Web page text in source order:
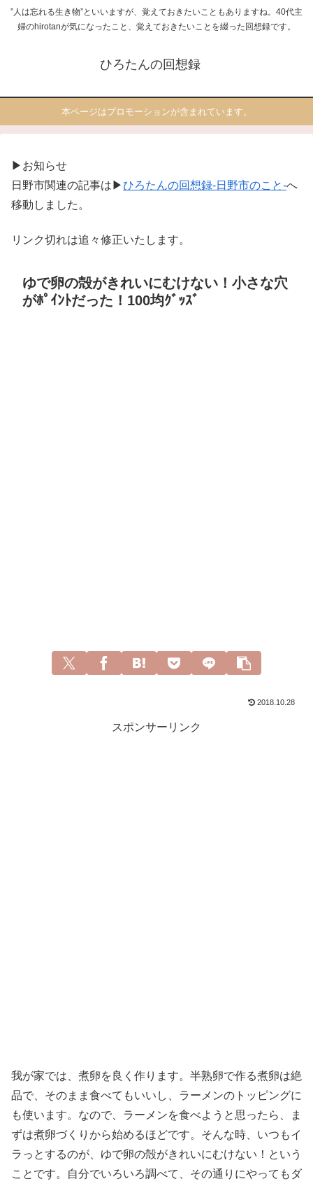
”人は忘れる生き物”といいますが、覚えておきたいこともありますね。40代主
婦のhirotanが気になったこと、覚えておきたいことを綴った回想録です。
ひろたんの回想録
本ページはプロモーションが含まれています。
▶お知らせ
日野市関連の記事は▶ひろたんの回想録-日野市のこと-へ
移動しました。
リンク切れは追々修正いたします。
ゆで卵の殻がきれいにむけない！小さな穴
がﾎﾟｲﾝﾄだった！100均ｸﾞｯｽﾞ
2018.10.28
スポンサーリンク
我が家では、煮卵を良く作ります。半熟卵で作る煮卵は絶
品で、そのまま食べてもいいし、ラーメンのトッピングに
も使います。なので、ラーメンを食べようと思ったら、ま
ずは煮卵づくりから始めるほどです。そんな時、いつもイ
ラっとするのが、ゆで卵の殻がきれいにむけない！という
ことです。自分でいろいろ調べて、その通りにやってもダ